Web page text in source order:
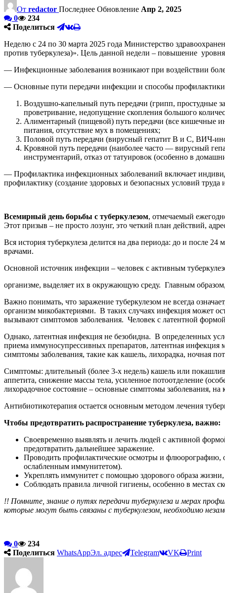
От redactor Последнее Обновление Апр 2, 2025
0
234
Поделиться
Неделю с 24 по 30 марта 2025 года Министерство
против туберкулеза)». Цель данной недели – повышение
— Инфекционные заболевания возникают при воздействии
— Основные пути передачи инфекции и способы
Воздушно-капельный путь передачи (грипп, простудные
проветривание, недопущение скопления большого
Алиментарный (пищевой) путь передачи (все кишечные
питания, отсутствие мух в помещениях;
Половой путь передачи (вирусный гепатит В и С, ВИЧ-
Кровяной путь передачи (наиболее часто — вирусный
инструментарий, отказ от татуировок (особенно в
— Профилактика инфекционных заболеваний включает
профилактику (создание здоровых и безопасных условий труда
Всемирный день борьбы с туберкулезом, отмечаемый
Этот призыв – не просто лозунг, это четкий план действий,
Вся история туберкулеза делится на два периода: до и после
врачами.
Основной источник инфекции – человек с активным
организме, выделяет их в окружающую среду. Главным
Важно понимать, что заражение туберкулезом не всегда
организм микобактериями. В таких случаях инфекция может
вызывают симптомов заболевания. Человек с латентной
Однако, латентная инфекция не безобидна. В определенных
приема иммуносупрессивных препаратов, латентная инфекция
симптомы заболевания, такие как кашель, лихорадка, ночная
Симптомы: длительный (более 3-х недель) кашель или
аппетита, снижение массы тела, усиленное потоотделение
лихорадочное состояние – основные симптомы заболевания, на
Антибиотикотерапия остается основным методом лечения
Чтобы предотвратить распространение туберкулеза, важно:
Своевременно выявлять и лечить людей с активной
предотвратить дальнейшее заражение.
Проводить профилактические осмотры и флюорографию,
ослабленным иммунитетом).
Укреплять иммунитет с помощью здорового образа
Соблюдать правила личной гигиены, особенно в местах
!! Помните, знание о путях передачи туберкулеза и мерах
которые могут быть связаны с туберкулезом, необходимо
0
234
Поделиться WhatsAppЭл. адрес Telegram VK Print